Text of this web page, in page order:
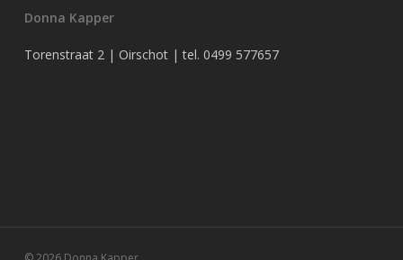
Donna Kapper
Torenstraat 2 | Oirschot | tel. 0499 577657